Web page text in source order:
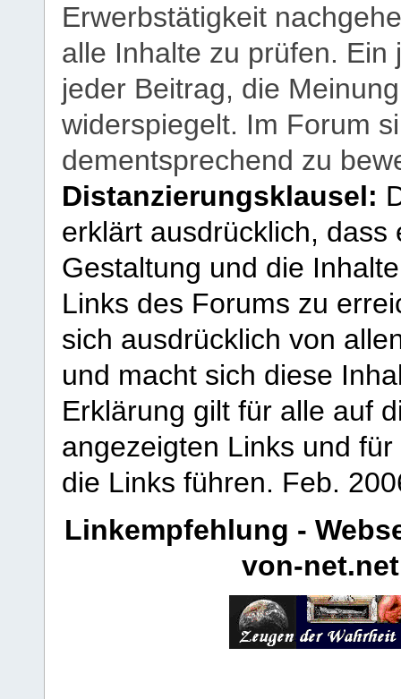
Erwerbstätigkeit
alle Inhalte zu prüfen.
jeder Beitrag, die
widerspiegelt. Im Forum
dementsprechend zu
Distanzierungsklausel:
erklärt ausdrücklich,
Gestaltung und die
Links des Forums zu
sich ausdrücklich von
und macht sich diese
Erklärung gilt für alle auf
angezeigten Links und
die Links führen. Feb.
Linkempfehlung -
von-net.net